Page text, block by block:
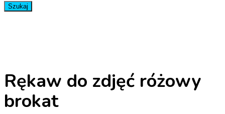
Szukaj
Rękaw do zdjęć różowy
brokat